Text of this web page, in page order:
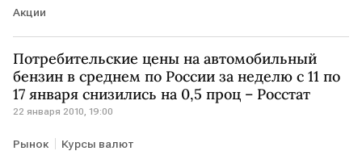
Акции
Потребительские цены на автомобильный
бензин в среднем по России за неделю с 11 по
17 января снизились на 0,5 проц – Росстат
22 января 2010, 19:00
Рынок Курсы валют